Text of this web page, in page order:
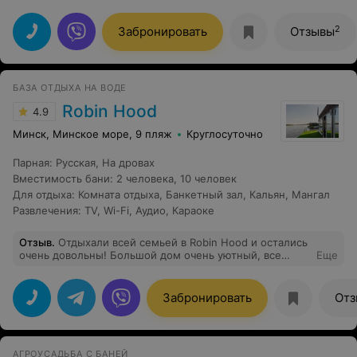
была не просто дегустация напитков, а настоящее
погружение в мир вкусов и ароматов. Бармен так
увлеченно и профессионально рассказывал о каждой
настойке, о её составе, истории создания, о том, какие
нотки в ней можно уловить – это было действительно
интересного! Спасибо за такую чуткую подачу и
индивидуальный подход. Настоящий мастер своего
дела!
Забронировать Отзывы2
БАЗА ОТДЫХА НА ВОДЕ
4.9 Robin Hood
Минск, Минское море, 9 пляж Круглосуточно
Парная: Русская На дровах
Вместимость бани: 2 человека 10 человек
Для отдыха: Комната отдыха Банкетный зал Кальян
Мангал
Развлечения: TV Wi-Fi Аудио Караоке
Отзыв. Отдыхали всей семьей в Robin Hood и остались
очень довольны! Большой дом очень уютный, все
комфортного отдыха. Особенно понравилась русская
баня на дровах и джакузи на открытом воздухе.
Персонал очень дружелюбный и всегда рады помочь.
Отличное место для тех, кто хочет сбежать от
городской суеты и насладится природой.
Еще
Забронировать
АГРОУСАДЬБА С БАНЕЙ